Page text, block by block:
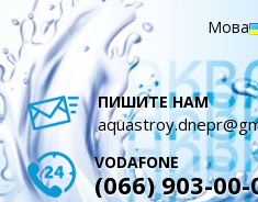
Мова
ПИШИТЕ НАМ
VODAFONE
(066) 903-00-